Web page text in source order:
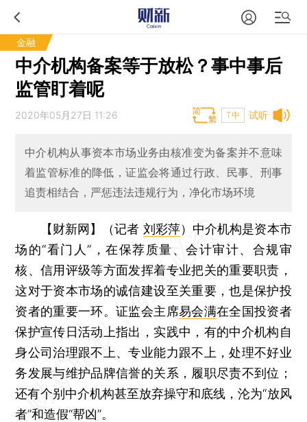
金融
中介机构备案等于放松？事中事后
监管盯着呢
试听
2020年05月27日 11:26 T中
中介机构从事资本市场业务由核准变为备案并不意味
着监管标准的降低，证监会将通过行政、民事、刑事
追责相结合，严惩违法违规行为，净化市场环境
【财新网】（记者 刘彩萍） 中介机构是资本市
场的“看门人”，在保荐质量、会计审计、合规审
核、信用评级等方面发挥着专业把关的重要职责，
这对于资本市场的诚信建设至关重要，也是保护投
资者的重要一环。证监会主席易会满在全国投资者
保护宣传日活动上指出，实践中，有的中介机构自
身公司治理跟不上、专业能力跟不上，处理不好业
务发展与维护品牌信誉的关系，履职尽责不到位；
还有个别中介机构甚至放弃操守和底线，沦为“放风
者”和造假“帮凶”。